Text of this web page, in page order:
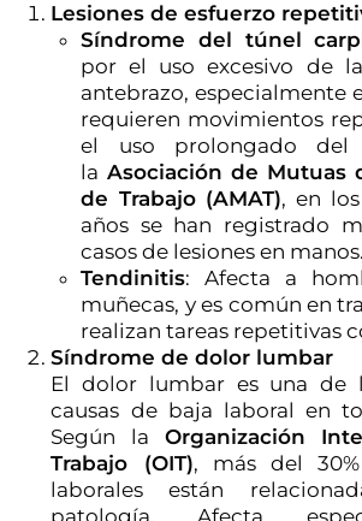
Lesiones de esfuerzo
Síndrome del túnel
por el uso excesivo de
antebrazo, especialmente
requieren movimientos
el uso prolongado del
la Asociación de Mutuas
de Trabajo (AMAT), en
años se han registrado
casos de lesiones en manos.
Tendinitis: Afecta a
muñecas, y es común en
realizan tareas repetitivas
Síndrome de dolor lumbar
El dolor lumbar es una de
causas de baja laboral en
Según la Organización
Trabajo (OIT), más del
laborales están